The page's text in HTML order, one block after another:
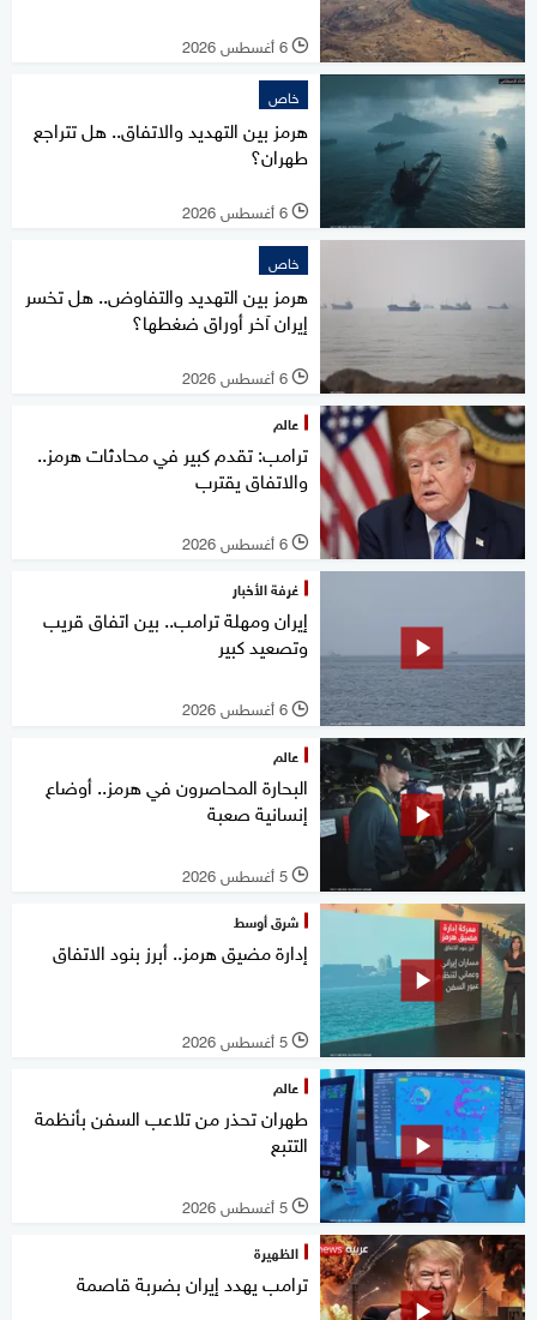
l 6 أغسطس 2026
خاص
هرمز بين التهديد والاتفاق.. هل تتراجع
طهران؟
l 6 أغسطس 2026
خاص
هرمز بين التهديد والتفاوض.. هل تخسر
إيران آخر أوراق ضغطها؟
l 6 أغسطس 2026
عالم
ترامب: تقدم كبير في محادثات هرمز..
والاتفاق يقترب
l 6 أغسطس 2026
غرفة الأخبار
إيران ومهلة ترامب.. بين اتفاق قريب
وتصعيد كبير
l 6 أغسطس 2026
عالم
البحارة المحاصرون في هرمز.. أوضاع
إنسانية صعبة
l 5 أغسطس 2026
شرق أوسط
إدارة مضيق هرمز.. أبرز بنود الاتفاق
l 5 أغسطس 2026
عالم
طهران تحذر من تلاعب السفن بأنظمة
التتبع
l 5 أغسطس 2026
الظهيرة
ترامب يهدد إيران بضربة قاصمة